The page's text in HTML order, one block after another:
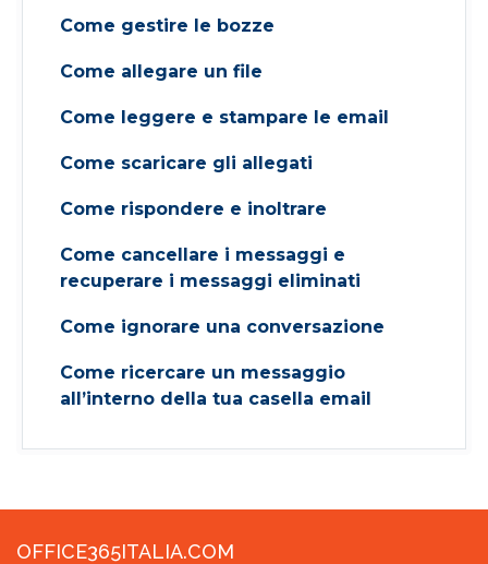
Come gestire le bozze
Come allegare un file
Come leggere e stampare le email
Come scaricare gli allegati
Come rispondere e inoltrare
Come cancellare i messaggi e
recuperare i messaggi eliminati
Come ignorare una conversazione
Come ricercare un messaggio
all’interno della tua casella email
OFFICE365ITALIA.COM